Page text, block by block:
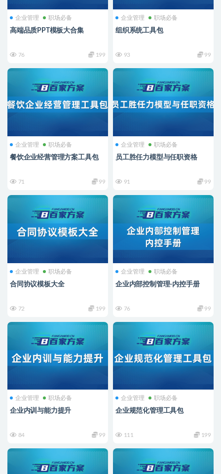
企业管理 职场必备
高端品质PPT模板大合集
76 199
企业管理 职场必备
组织系统工具包
93 99
企业管理 职场必备
餐饮企业经营管理方案工具包
71 99
企业管理 职场必备
员工胜任力模型与任职资格
91 99
企业管理 职场必备
合同协议模板大全
72 199
企业管理 职场必备
企业内部控制管理-内控手册
76 99
企业管理 职场必备
企业内训与能力提升
84 99
企业管理 职场必备
企业规范化管理工具包
111 199